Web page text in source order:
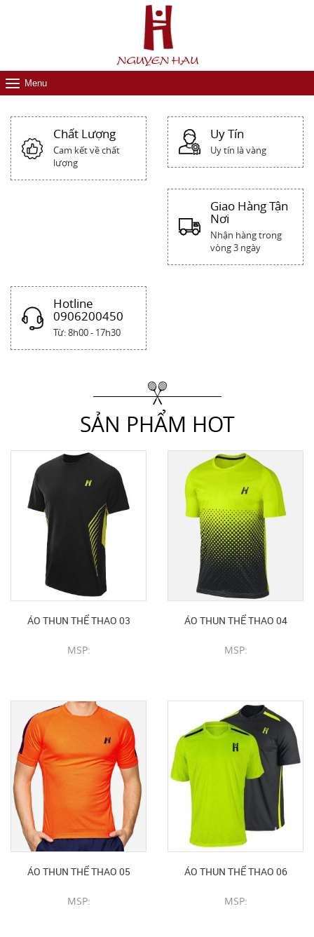
Menu
Chất Lượng
Cam kết về chất
lượng
Uy Tín
Uy tín là vàng
Giao Hàng Tận
Nơi
Nhận hàng trong
vòng 3 ngày
Hotline
0906200450
Từ: 8h00 - 17h30
SẢN PHẨM HOT
ÁO THUN THỂ THAO 03
MSP:
ÁO THUN THỂ THAO 04
MSP:
ÁO THUN THỂ THAO 05
MSP:
ÁO THUN THỂ THAO 06
MSP: